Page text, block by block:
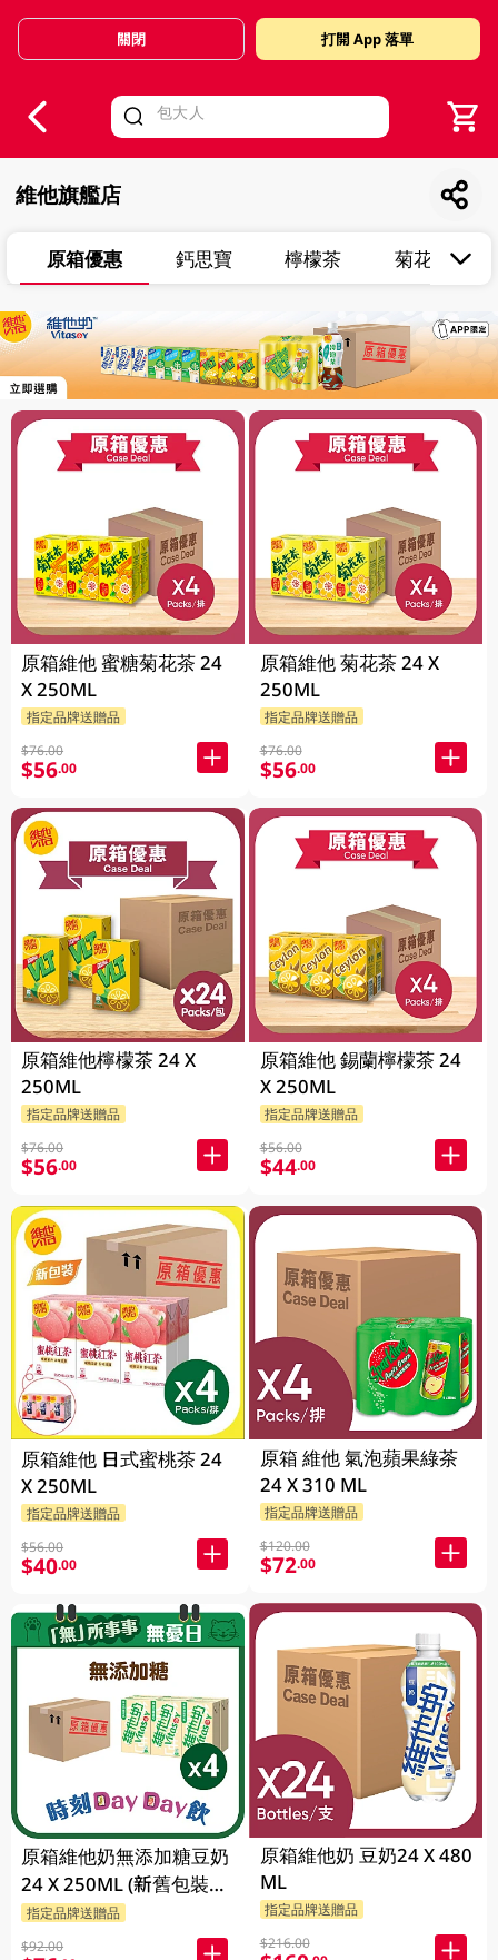
Valid Until 30 June 2026
關閉 打開 App 落單
維他旗艦店
原箱優惠 鈣思寶 檸檬茶 菊花茶
原箱維他 蜜糖菊花茶 24
X 250ML
指定品牌送贈品
$76.00
$56.00
原箱維他檸檬茶 24 X
250ML
指定品牌送贈品
$76.00
$56.00
原箱維他 日式蜜桃茶 24
X 250ML
指定品牌送贈品
$56.00
$40.00
原箱維他奶無添加糖豆奶
24 X 250ML (新舊包裝隨
機發貨)
指定品牌送贈品
$92.00
原箱維他 菊花茶 24 X
250ML
指定品牌送贈品
$76.00
$56.00
原箱維他 錫蘭檸檬茶 24
X 250ML
指定品牌送贈品
$56.00
$44.00
原箱 維他 氣泡蘋果綠茶
24 X 310 ML
指定品牌送贈品
$120.00
$72.00
原箱維他奶 豆奶24 X 480
ML
指定品牌送贈品
$216.00